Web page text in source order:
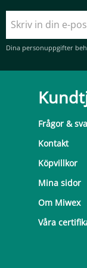
Dina personuppgifter
Frågor &
Kontakt
Köpvillkor
Mina sidor
Om Miwex
Våra